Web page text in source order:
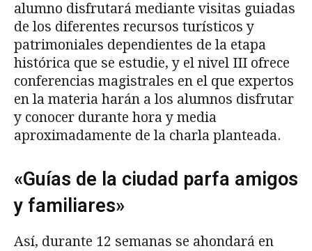
alumno disfrutará mediante visitas guiadas
de los diferentes recursos turísticos y
patrimoniales dependientes de la etapa
histórica que se estudie, y el nivel III ofrece
conferencias magistrales en el que expertos
en la materia harán a los alumnos disfrutar
y conocer durante hora y media
aproximadamente de la charla planteada.
«Guías de la ciudad parfa amigos
y familiares»
Así, durante 12 semanas se ahondará en